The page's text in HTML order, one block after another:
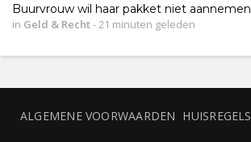
Buurvrouw wil haar pakket niet aannemen
in Geld & Recht- 21 minuten geleden
ALGEMENE VOORWAARDEN HUISREGELS